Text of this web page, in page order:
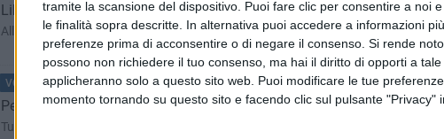
tramite la scansione del dispositivo. Puoi fare clic per consentire a noi
le finalità sopra descritte. In alternativa puoi accedere a informazioni
preferenze prima di acconsentire o di negare il consenso. Si rende
possono non richiedere il tuo consenso, ma hai il diritto di opporti a
applicheranno solo a questo sito web. Puoi modificare le tue
momento tornando su questo sito e facendo clic sul pulsante "Privacy"
Libertas Molfetta oggi gara di Coppa Italia
Alle 16, al comunale di Trani, esordio stagionale nel derby contro la Vigor Trani
VOLLEY MOLFETTA - 30 AGOSTO 2014
Pegaso ’93: sarà di nuovo serie D
Tutti al lavoro per la prossima stagione sportiva